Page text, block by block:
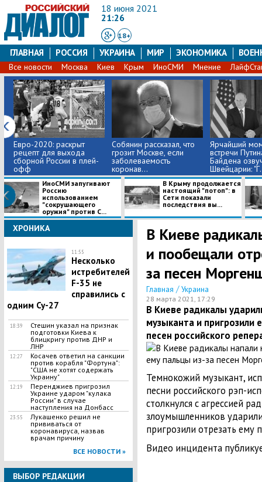
18 июня 2021
21:26
18+
ГЛАВНАЯ РОССИЯ УКРАИНА МИР ЭКОНОМИКА
Все новости Москва Киев Крым ИноСМИ Мнение
Евро-2020: раскрыт
рецепт для выхода
сборной России в плей-
офф
Собянин рассказал, что
грозит Москве, если
заболеваемость
коронав...
Ярчайший
встречи
Байдена
Швейцарии:
ИноСМИ запугивают
Россию
использованием
"сокрушающего
оружия" против С...
В Крыму продолжается
настоящий "потоп": в
Сети показали
последствия вы...
ХРОНИКА
11:55
Несколько
истребителей
F-35 не
справились с
одним Су-27
18:39
Стешин указал на признак
подготовки Киева к
блицкригу против ДНР и
ЛНР
12:27
​Косачев ответил на санкции
против корабля "Фортуна":
"США не хотят содержать
Украину"
12:19
Перенджиев пригрозил
Украине ударом "кулака
России" в случае
наступления на Донбасс
23:55
Лукашенко решил не
прививаться от
коронавируса, назвав
врачам причину
ВСЕ НОВОСТИ »
ВЫБОР РЕДАКЦИИ
В Киеве
и пообещали
за песен
Главная / Украина
28 марта 2021, 17:29
В Киеве радикалы
музыканта и пригрозили
песен российского
Темнокожий музыкант,
песни российского рэп-
столкнулся с агрессией
злоумышленников
пригрозили отрезать ему
Видео инцидента